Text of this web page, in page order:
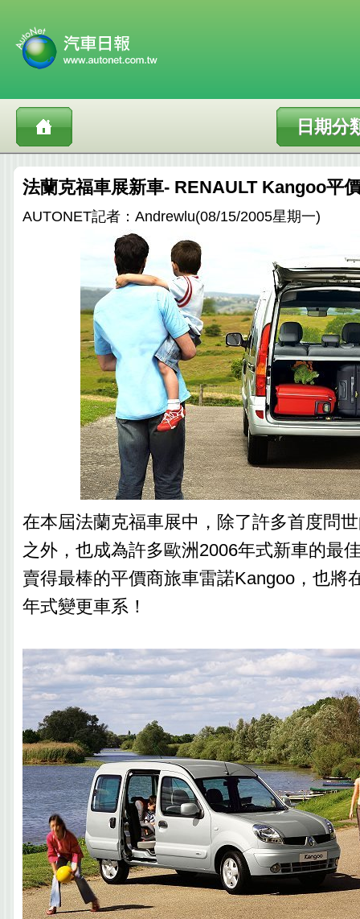
日期分
法蘭克福車展新車- RENAULT Kangoo平
AUTONET記者：Andrewlu(08/15/2005星期一)
在本屆法蘭克福車展中，除了許多首度問
之外，也成為許多歐洲2006年式新車的最
賣得最棒的平價商旅車雷諾Kangoo，也將
年式變更車系！